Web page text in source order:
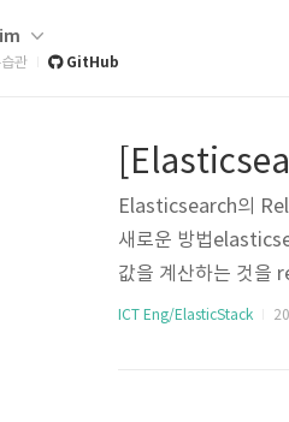
관 GitHub
Elasticsearch의
새로운 방법
값을 계산하는 것을
고리즘을 사용한다.
ICT Eng/ElasticStack